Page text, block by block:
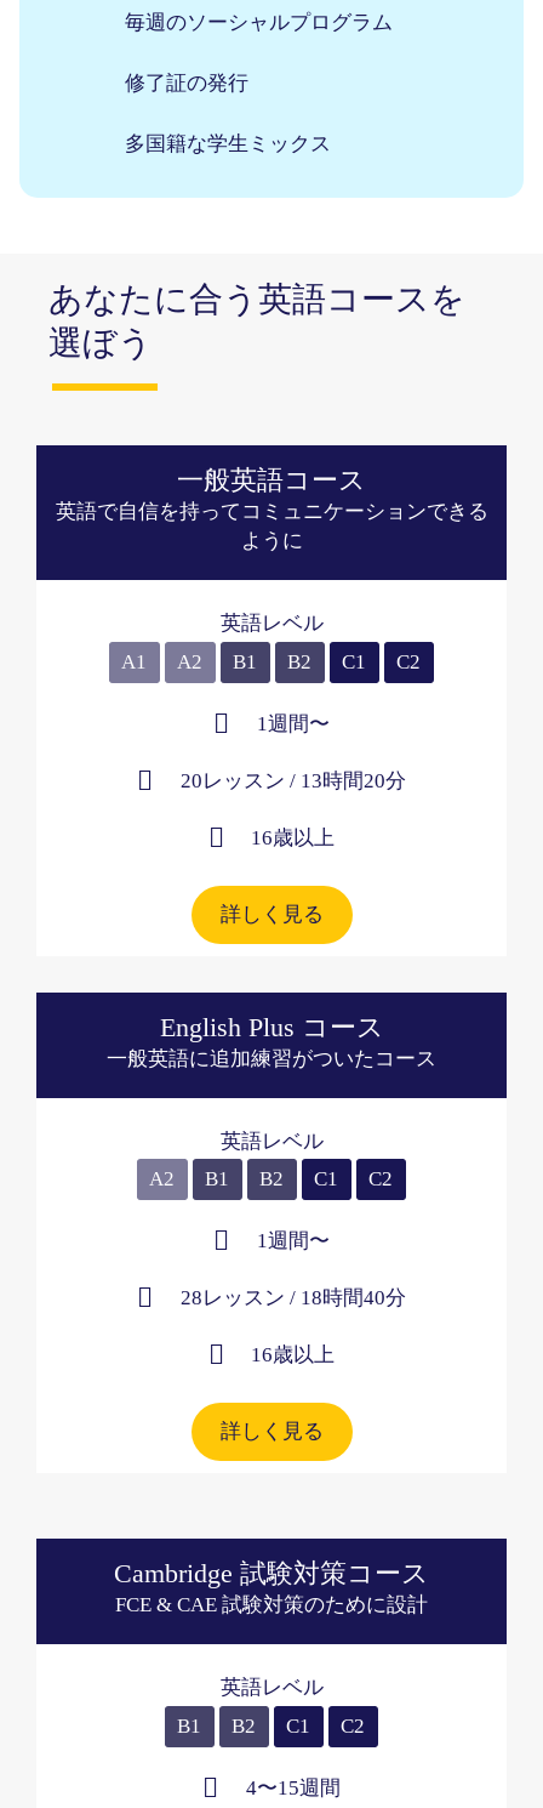
毎週のソーシャルプログラム
修了証の発行
多国籍な学生ミックス
あなたに合う英語コースを
選ぼう
一般英語コース
英語で自信を持ってコミュニケーションできる
ように
英語レベル
A1
A2 B1 B2 C1 C2
1週間〜​
20レッスン​ / 13時間20分
16歳以上​
詳しく見る
English Plus コース
一般英語に追加練習がついたコース
英語レベル
A2
B1 B2 C1 C2
1週間〜​
28レッスン / 18時間40分
16歳以上​
詳しく見る
Cambridge 試験対策コース
FCE & CAE 試験対策のために設計
英語レベル
B1
B2 C1 C2
4〜15週間